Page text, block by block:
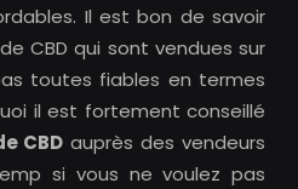
Il est bon de savoir
CBD qui sont vendues sur
toutes fiables en termes
il est fortement conseillé
CBD auprès des vendeurs
si vous ne voulez pas